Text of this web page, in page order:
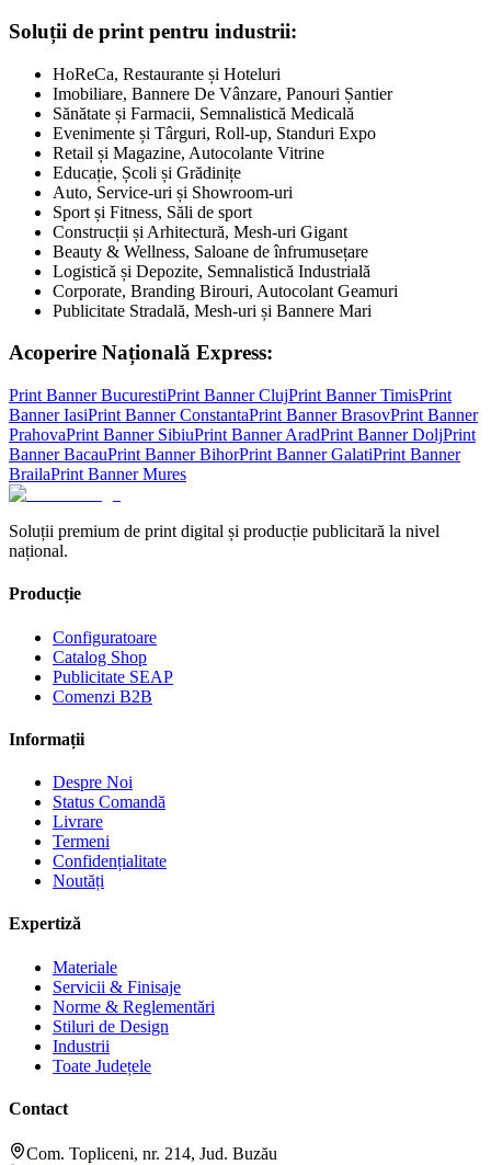
Soluții de print pentru industrii:
HoReCa, Restaurante și Hoteluri
Imobiliare, Bannere De Vânzare, Panouri Șantier
Sănătate și Farmacii, Semnalistică Medicală
Evenimente și Târguri, Roll-up, Standuri Expo
Retail și Magazine, Autocolante Vitrine
Educație, Școli și Grădinițe
Auto, Service-uri și Showroom-uri
Sport și Fitness, Săli de sport
Construcții și Arhitectură, Mesh-uri Gigant
Beauty & Wellness, Saloane de înfrumusețare
Logistică și Depozite, Semnalistică Industrială
Corporate, Branding Birouri, Autocolant Geamuri
Publicitate Stradală, Mesh-uri și Bannere Mari
Acoperire Națională Express:
Print BannerBucurestiPrint BannerClujPrint BannerTimisPrint
BannerIasiPrint BannerConstantaPrint BannerBrasovPrint Banner
PrahovaPrint Banner SibiuPrint BannerAradPrint BannerDoljPrint
BannerBacauPrint BannerBihorPrint BannerGalatiPrint Banner
BrailaPrint BannerMures
Soluții premium de print digital și producție publicitară la nivel
național.
Producție
Configuratoare
Catalog Shop
Publicitate SEAP
Comenzi B2B
Informații
Despre Noi
Status Comandă
Livrare
Termeni
Confidențialitate
Noutăți
Expertiză
Materiale
Servicii & Finisaje
Norme & Reglementări
Stiluri de Design
Industrii
Toate Județele
Contact
Com. Topliceni, nr. 214, Jud. Buzău